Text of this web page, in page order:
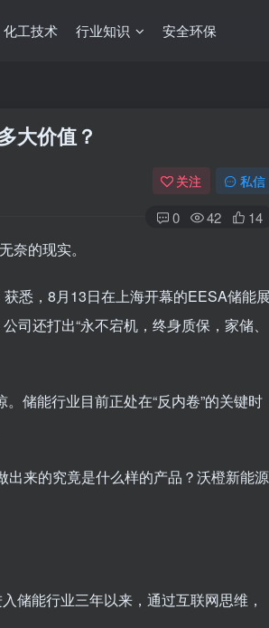
化工技术 行业知识 安全环保
大价值？
关注 私信
0 42 14
的现实。
悉，8月13日在上海开幕的EESA储能
司还打出“永不宕机，终身质保，家储、
储能行业目前正处在“反内卷”的关键时
来的究竟是什么样的产品？沃橙新能源
储能行业三年以来，通过互联网思维，